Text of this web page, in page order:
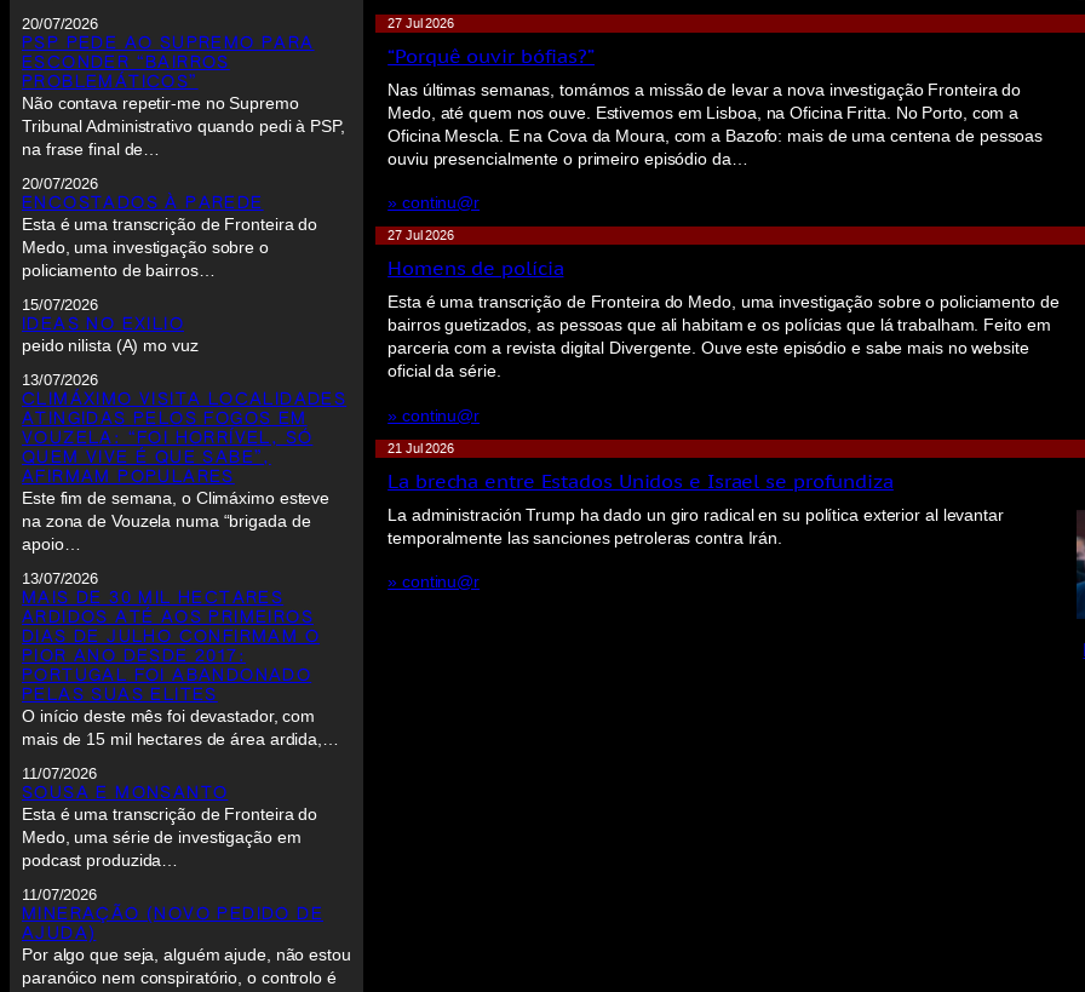
20/07/2026
PSP PEDE AO SUPREMO PARA
ESCONDER “BAIRROS
PROBLEMÁTICOS”
Não contava repetir-me no Supremo
Tribunal Administrativo quando pedi à PSP,
na frase final de…
20/07/2026
ENCOSTADOS À PAREDE
Esta é uma transcrição de Fronteira do
Medo, uma investigação sobre o
policiamento de bairros…
15/07/2026
IDEAS NO EXILIO
peido nilista (A) mo vuz
13/07/2026
CLIMÁXIMO VISITA LOCALIDADES
ATINGIDAS PELOS FOGOS EM
VOUZELA: “FOI HORRÍVEL, SÓ
QUEM VIVE É QUE SABE”,
AFIRMAM POPULARES
Este fim de semana, o Climáximo esteve
na zona de Vouzela numa “brigada de
apoio…
13/07/2026
MAIS DE 30 MIL HECTARES
ARDIDOS ATÉ AOS PRIMEIROS
DIAS DE JULHO CONFIRMAM O
PIOR ANO DESDE 2017:
PORTUGAL FOI ABANDONADO
PELAS SUAS ELITES
O início deste mês foi devastador, com
mais de 15 mil hectares de área ardida,…
11/07/2026
SOUSA E MONSANTO
Esta é uma transcrição de Fronteira do
Medo, uma série de investigação em
podcast produzida…
11/07/2026
MINERAÇÃO (NOVO PEDIDO DE
AJUDA)
Por algo que seja, alguém ajude, não estou
paranóico nem conspiratório, o controlo é
27 Jul 2026
“Porquê ouvir bófias?”
Nas últimas semanas, tomámos a missão de levar a nova investigação Fronteira do
Medo, até quem nos ouve. Estivemos em Lisboa, na Oficina Fritta. No Porto, com a
Oficina Mescla. E na Cova da Moura, com a Bazofo: mais de uma centena de pessoas
ouviu presencialmente o primeiro episódio da…
» continu@r
27 Jul 2026
Homens de polícia
Esta é uma transcrição de Fronteira do Medo, uma investigação sobre o policiamento de
bairros guetizados, as pessoas que ali habitam e os polícias que lá trabalham. Feito em
parceria com a revista digital Divergente. Ouve este episódio e sabe mais no website
oficial da série.
» continu@r
21 Jul 2026
La brecha entre Estados Unidos e Israel se profundiza
La administración Trump ha dado un giro radical en su política exterior al levantar
temporalmente las sanciones petroleras contra Irán.
» continu@r